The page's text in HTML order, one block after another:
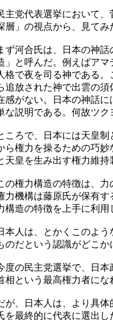
主党代表選挙において
層」の視点から、見てみ
ず河合氏は、日本の神
」と呼んだ。例えばア
格で夜を司る神である
追放された神で出雲の
感がない。日本の神話
な説明である。何故ツク
ころで、日本には天皇
ら権力を操るための巧
天皇を生み出す権力維持
の権力構造の特徴は、
力機構は藤原氏が保有
構造の特徴を上手に利用
本人は、とかくこのよ
のだという認識がどこか
度の民主党選挙で、日
相という最高権力者にな
が、日本人は、より具
を最終的に代表に選出